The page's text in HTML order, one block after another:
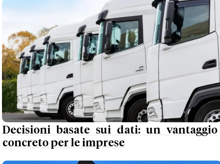
Decisioni basate sui dati: un vantaggio
concreto per le imprese